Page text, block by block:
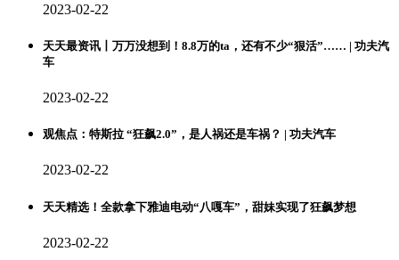
2023-02-22
天天最资讯丨万万没想到！8.8万的ta，还有不少“狠活”…… | 功夫汽
车
2023-02-22
观焦点：特斯拉 “狂飙2.0”，是人祸还是车祸？ | 功夫汽车
2023-02-22
天天精选！全款拿下雅迪电动“八嘎车”，甜妹实现了狂飙梦想
2023-02-22